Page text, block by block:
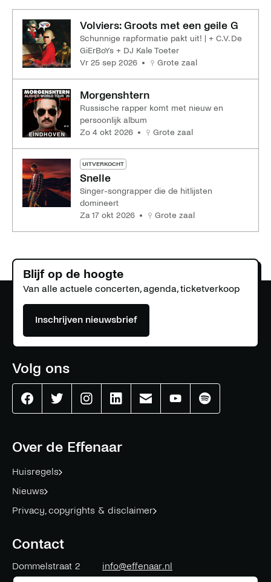
Volviers: Groots met een geile G
Schunnige rapformatie pakt uit! | + C.V. De
GiErBoYs + DJ Kale Toeter
vr 25 sep 2026
Grote zaal
Morgenshtern
Russische rapper komt met nieuw en
persoonlijk album
zo 4 okt 2026
Grote zaal
UITVERKOCHT
Snelle
Singer-songrapper die de hitlijsten
domineert
za 17 okt 2026
Grote zaal
Over de Effenaar
Huisregels
Nieuws
Privacy, copyrights & disclaimer
Contact
Dommelstraat 2
info@effenaar.nl
Blijf op de hoogte
Van alle actuele concerten, agenda, ticketverkoop
Inschrijven nieuwsbrief
Volg ons
EffenaarEffenaarEffenaarEffenaarEffenaarEffenaarEffenaar